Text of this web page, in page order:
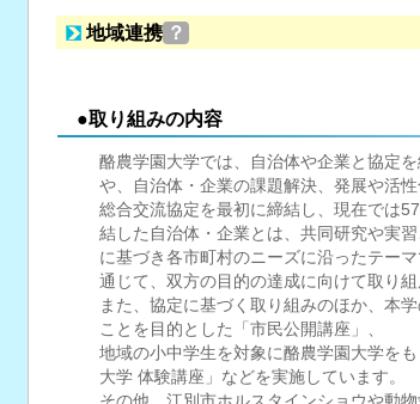
地域連携 ？
●取り組みの内容
酪農学園大学では、自治体や企業と協定
や、自治体・企業の課題解決、発展や活
総合交流協定を最初に締結し、現在では
結した自治体・企業とは、共同研究や実
に基づき各市町村のニーズに沿ったテー
通じて、双方の目的の達成に向けて取り組
また、協定に基づく取り組みのほか、本
ことを目的とした「市民公開講座」、
地域の小中学生を対象に酪農学園大学を
大学 体験講座」などを実施しています。